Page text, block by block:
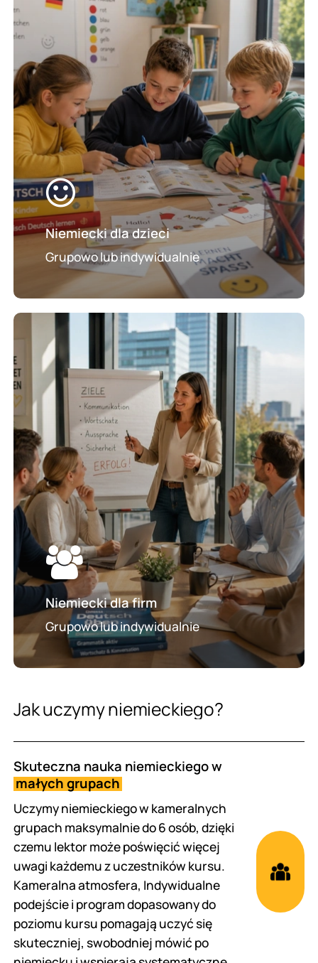
Niemiecki dla dzieci
Grupowo lub indywidualnie
dzieci
Niemiecki dla firm
Grupowo lub indywidualnie
Kursy
niemieckiego
dla
firm
Jakuczymyniemieckiego?
Skuteczna nauka niemieckiego w
małych grupach
Uczymy niemieckiego w kameralnych
grupach maksymalnie do 6 osób, dzięki
czemu lektor może poświęcić więcej
uwagi każdemu z uczestników kursu.
Kameralna atmosfera, Indywidualne
podejście i program dopasowany do
poziomu kursu pomagają uczyć się
skuteczniej, swobodniej mówić po